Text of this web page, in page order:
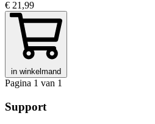
€ 21,99
in winkelmand
Pagina 1 van 1
Support